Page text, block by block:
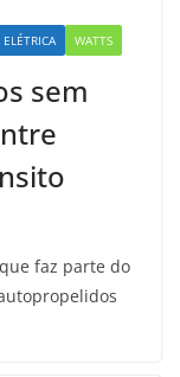
WATTS
sem
faz parte do